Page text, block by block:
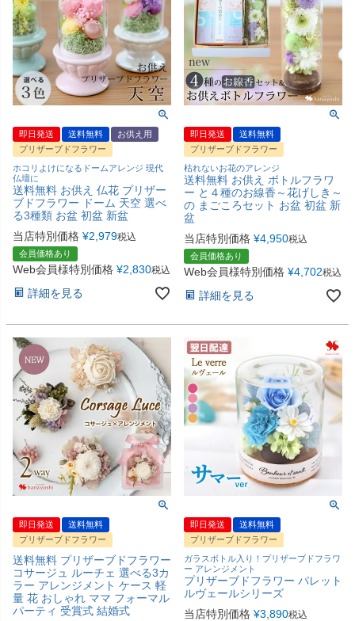
即日発送 送料無料
お供え用
プリザーブドフラワー
ホコリよけになるドームアレンジ 現代
仏壇に
送料無料 お供え 仏花 プリザー
ブドフラワー ドーム 天空 選べ
る3種類 お盆 初盆 新盆
当店特別価格 ¥2,979税込
会員価格あり
Web会員様特別価格 ¥2,830税込
詳細を見る
即日発送
送料無料
プリザーブドフラワー
枯れないお花のアレンジ
送料無料 お供え ボトルフラワ
ー と４種のお線香～花げしき～
の まごころセット お盆 初盆 新
盆
当店特別価格 ¥4,950税込
会員価格あり
Web会員様特別価格 ¥4,702税込
詳細を見る
即日発送
送料無料
プリザーブドフラワー
送料無料 プリザーブドフラワー
コサージュ ルーチェ 選べる3カ
ラー アレンジメント ケース 軽
量 花 おしゃれ ママ フォーマル
パーティ 受賞式 結婚式
即日発送
送料無料
プリザーブドフラワー
ガラスボトル入り！プリザーブドフラワ
ー アレンジメント
プリザーブドフラワー パレット
ルヴェールシリーズ
当店特別価格 ¥3,890税込